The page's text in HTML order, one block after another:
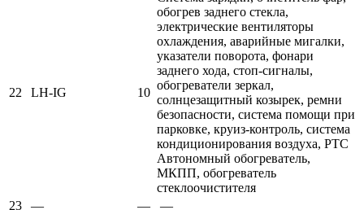
22 LH-IG 10
обогрев заднего стекла,
электрические вентиляторы
охлаждения, аварийные мигалки,
указатели поворота, фонари
заднего хода, стоп-сигналы,
обогреватели зеркал,
солнцезащитный козырек, ремни
безопасности, система помощи при
парковке, круиз-контроль, система
кондиционирования воздуха, PTC
Автономный обогреватель,
МКПП, обогреватель
стеклоочистителя
23
— — —